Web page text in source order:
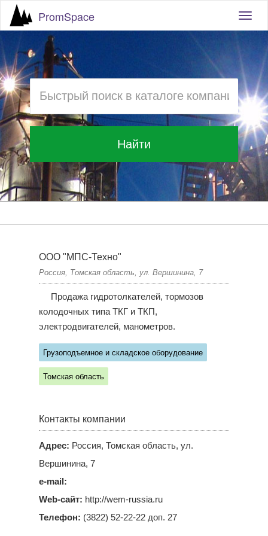
PromSpace
Найти
ООО "МПС-Техно"
Россия, Томская область, ул. Вершинина, 7
Продажа гидротолкателей, тормозов
колодочных типа ТКГ и ТКП,
электродвигателей, манометров.
Грузоподъемное и складское оборудование
Томская область
Контакты компании
Адрес: Россия, Томская область, ул.
Вершинина, 7
e-mail:
Web-сайт: http://wem-russia.ru
Телефон: (3822) 52-22-22 доп. 27